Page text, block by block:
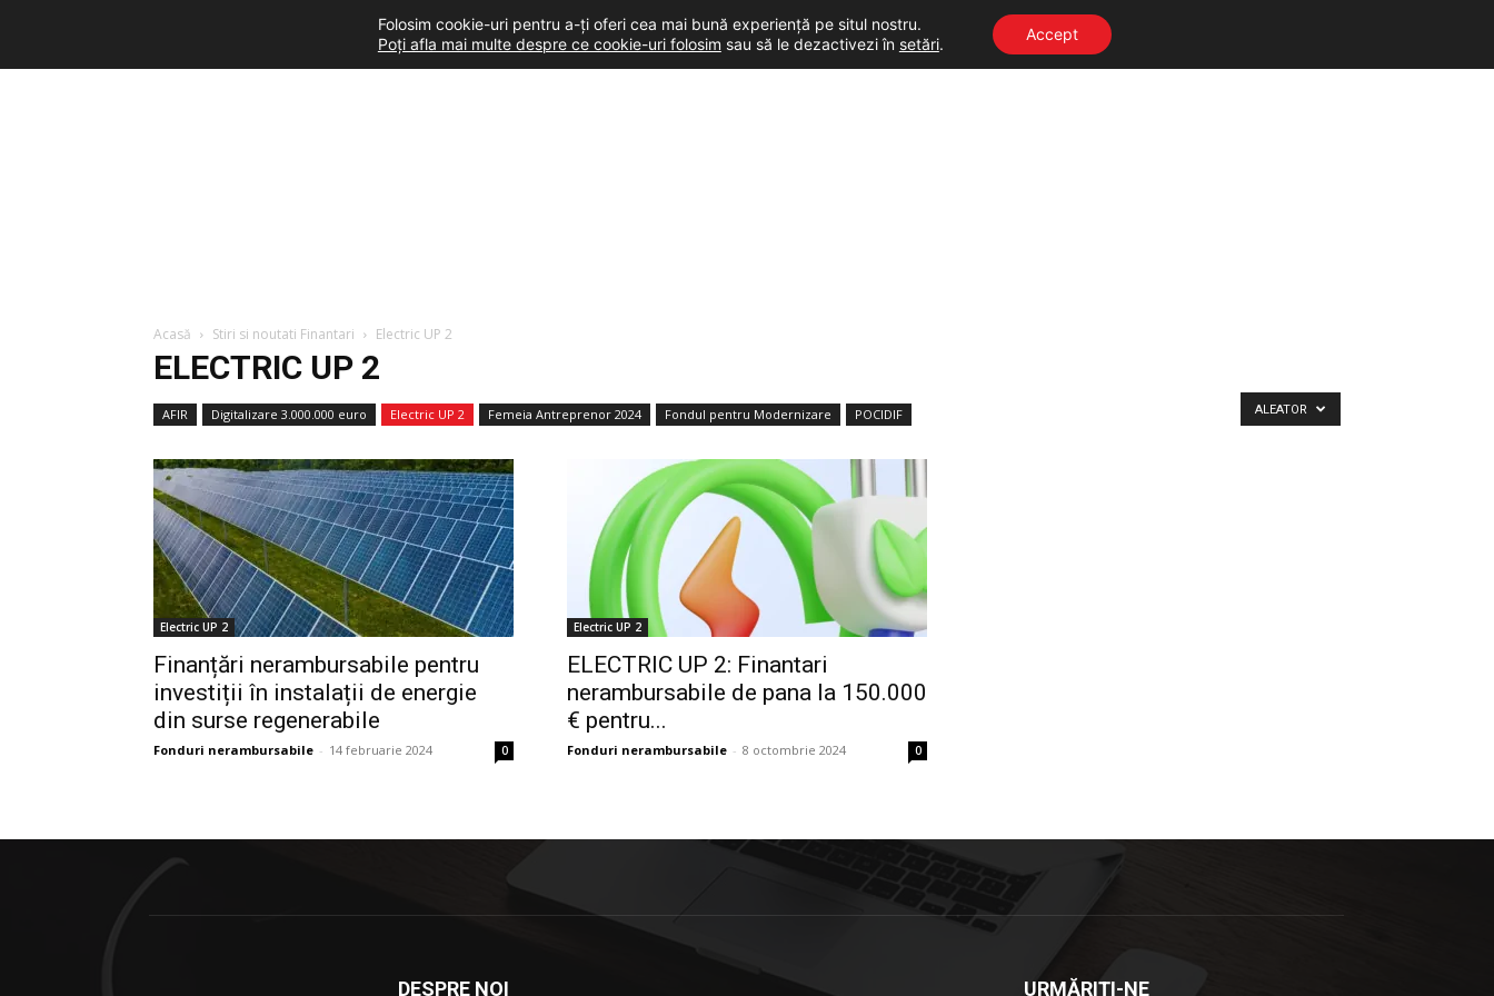
Acasă Stiri si noutati Finantari Electric UP 2
ELECTRIC UP 2
AFIR Digitalizare 3.000.000 euro Electric UP 2 Femeia Antreprenor 2024 Fondul pentru Modernizare POCIDIF ALEATOR
Electric UP 2
Finanțări nerambursabile pentru
investiții în instalații de energie
din surse regenerabile
Fonduri nerambursabile - 14 februarie 2024 0
Electric UP 2
ELECTRIC UP 2: Finantari
nerambursabile de pana la 150.000
€ pentru...
Fonduri nerambursabile - 8 octombrie 2024 0
DESPRE NOI URMĂRIȚI-NE
Folosim cookie-uri pentru a-ți oferi cea mai bună experiență pe situl nostru.
Poți afla mai multe despre ce cookie-uri folosim sau să le dezactivezi în setări.
Accept